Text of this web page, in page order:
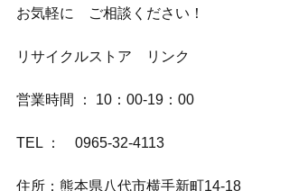
お気軽に　ご相談ください！
リサイクルストア　リンク
営業時間 ： 10：00-19：00
TEL ：　0965-32-4113
住所：熊本県八代市横手新町14-18